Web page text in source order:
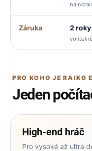
Záruka 2 roky
PRO KOHO JE RAIKO
Jeden
High‑end hráč
Pro vysoké až ultra